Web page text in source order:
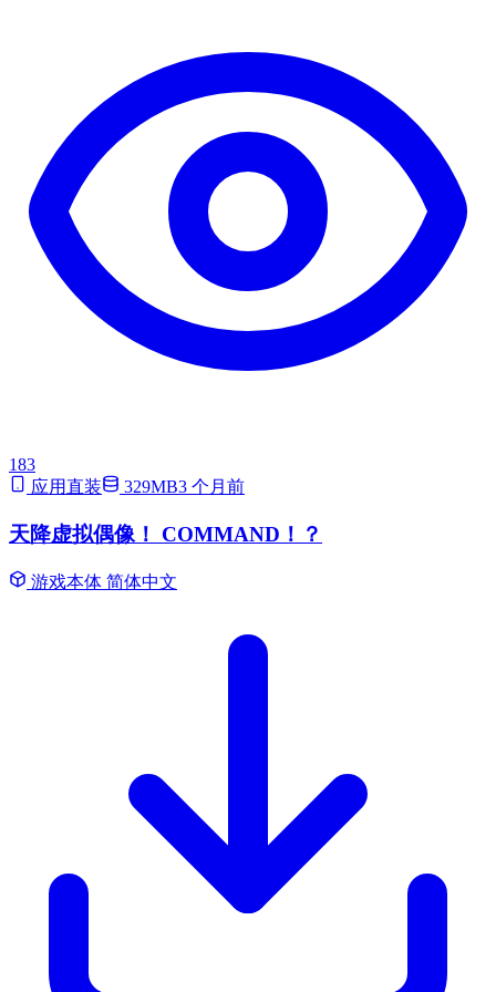
183
应用直装
329MB3 个月前
天降虚拟偶像！ COMMAND！？
游戏本体 简体中文